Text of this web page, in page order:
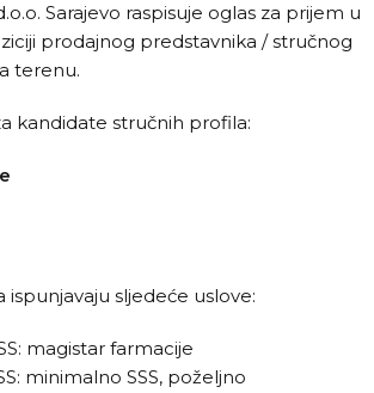
Sarajevo raspisuje oglas za prijem u
prodajnog predstavnika / stručnog
terenu.
kandidate stručnih profila:
sljedeće uslove:
magistar farmacije
minimalno SSS, poželjno